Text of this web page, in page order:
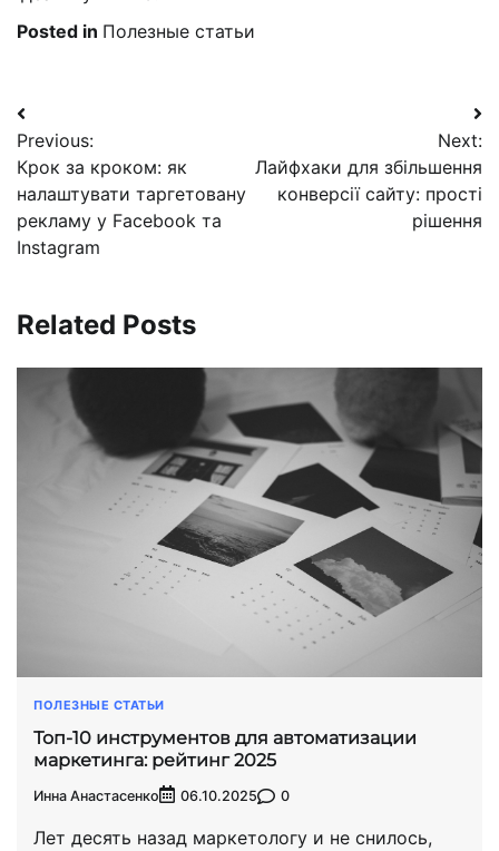
Posted in Полезные статьи
Навигация
по
записям
Previous:
Крок за кроком: як
налаштувати таргетовану
рекламу у Facebook та
Instagram
Next:
Лайфхаки для збільшення
конверсії сайту: прості
рішення
Related Posts
ПОЛЕЗНЫЕ СТАТЬИ
Топ-10 инструментов для автоматизации
маркетинга: рейтинг 2025
Инна Анастасенко 06.10.2025 0
Лет десять назад маркетологу и не снилось,